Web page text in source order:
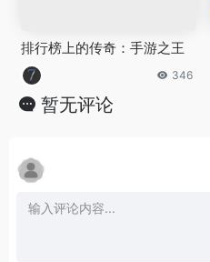
排行榜上的传奇：手游之王
346
暂无评论